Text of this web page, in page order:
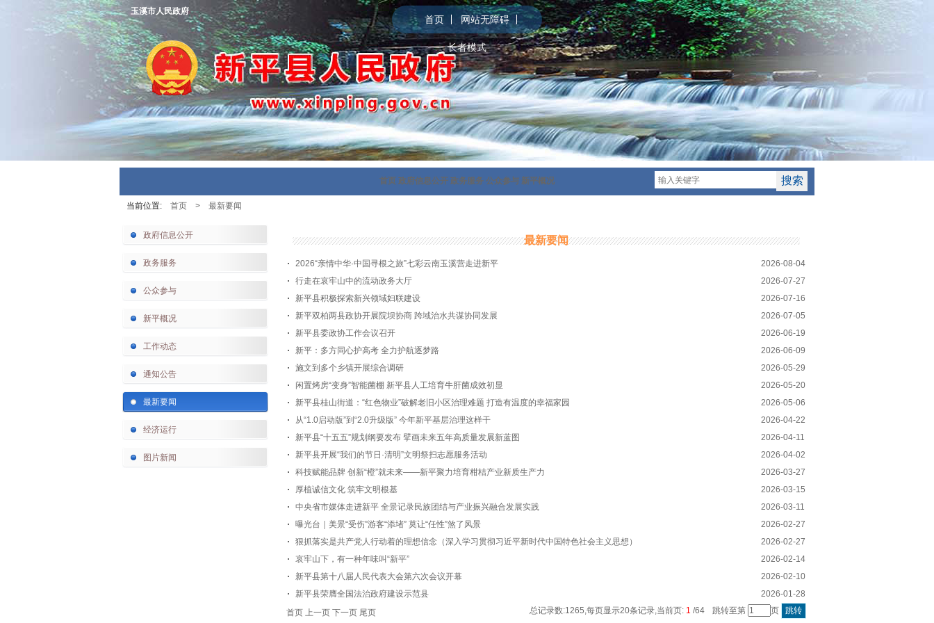
首页 网站无障碍
长者模式
玉溪市人民政府
首页 政府信息公开 政务服务 公众参与 新平概况
当前位置: 首页 > 最新要闻
政府信息公开
政务服务
公众参与
新平概况
工作动态
通知公告
最新要闻
经济运行
图片新闻
最新要闻
2026“亲情中华·中国寻根之旅”七彩云南玉溪营走进新平
2026-08-04
行走在哀牢山中的流动政务大厅
2026-07-27
新平县积极探索新兴领域妇联建设
2026-07-16
新平双柏两县政协开展院坝协商 跨域治水共谋协同发展
2026-07-05
新平县委政协工作会议召开
2026-06-19
新平：多方同心护高考 全力护航逐梦路
2026-06-09
施文到多个乡镇开展综合调研
2026-05-29
闲置烤房“变身”智能菌棚 新平县人工培育牛肝菌成效初显
2026-05-20
新平县桂山街道：“红色物业”破解老旧小区治理难题 打造有温度的幸福家园
2026-05-06
从“1.0启动版”到“2.0升级版” 今年新平基层治理这样干
2026-04-22
新平县“十五五”规划纲要发布 擘画未来五年高质量发展新蓝图
2026-04-11
新平县开展“我们的节日·清明”文明祭扫志愿服务活动
2026-04-02
科技赋能品牌 创新“橙”就未来——新平聚力培育柑桔产业新质生产力
2026-03-27
厚植诚信文化 筑牢文明根基
2026-03-15
中央省市媒体走进新平 全景记录民族团结与产业振兴融合发展实践
2026-03-11
曝光台｜美景“受伤”游客“添堵” 莫让“任性”煞了风景
2026-02-27
狠抓落实是共产党人行动着的理想信念（深入学习贯彻习近平新时代中国特色社会主义思想）
2026-02-27
哀牢山下，有一种年味叫“新平”
2026-02-14
新平县第十八届人民代表大会第六次会议开幕
2026-02-10
新平县荣膺全国法治政府建设示范县
2026-01-28
首页 上一页 下一页 尾页 总记录数:1265,每页显示20条记录,当前页: 1 /64 跳转至第 页